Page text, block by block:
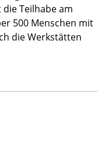
Teilhabe am
500 Menschen mit
die Werkstätten